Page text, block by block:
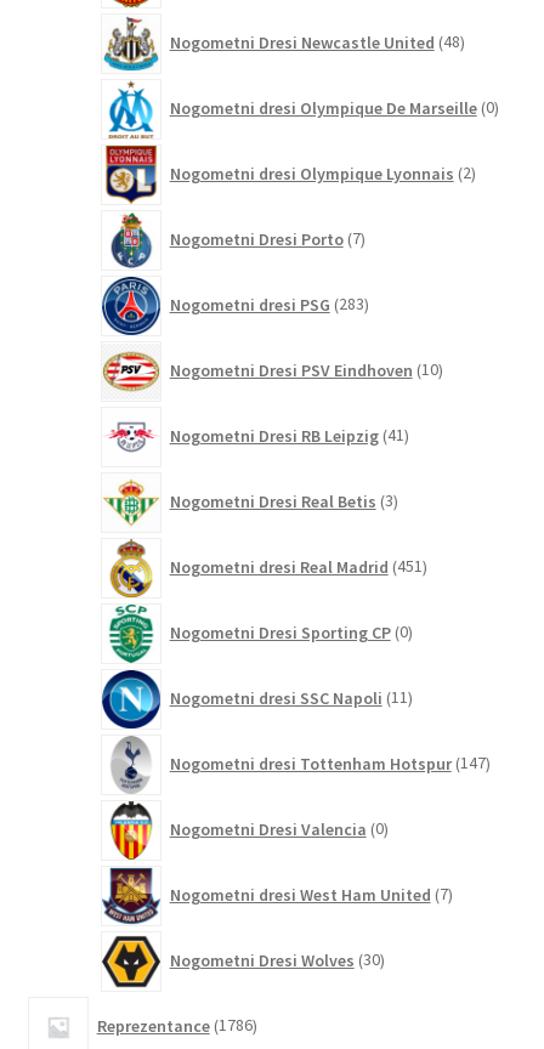
Nogometni Dresi Newcastle United 48izdelkov
Nogometni dresi Olympique De Marseille 0
Nogometni dresi Olympique Lyonnais 2izdelka
Nogometni Dresi Porto 7izdelkov
Nogometni dresi PSG 283izdelkov
Nogometni Dresi PSV Eindhoven 10izdelkov
Nogometni Dresi RB Leipzig 41izdelkov
Nogometni Dresi Real Betis 3izdelki
Nogometni dresi Real Madrid 451izdelkov
Nogometni Dresi Sporting CP 0izdelkov
Nogometni dresi SSC Napoli 11izdelkov
Nogometni dresi Tottenham Hotspur 147
Nogometni Dresi Valencia 0izdelkov
Nogometni dresi West Ham United 7izdelkov
Nogometni Dresi Wolves 30izdelkov
Reprezentance 1786izdelkov